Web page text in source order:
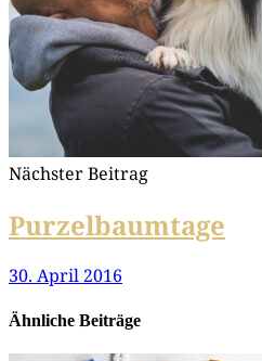
Nächster Beitrag
Purzelbaumtage
30. April 2016
Ähnliche Beiträge